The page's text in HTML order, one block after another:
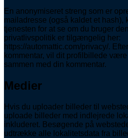
En anonymiseret streng som er
mailadresse (også kaldet et hash),
tjenesten for at se om du bruger
privatlivspolitik er tilgængelig her:
https://automattic.com/privacy/.
kommentar, vil dit profilbillede
sammen med din kommentar.
Medier
Hvis du uploader billeder til
uploade billeder med indlejrede
inkluderet. Besøgende på
udtrække alle lokalitetsdata fra